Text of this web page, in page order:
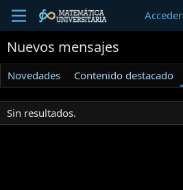
Acceder
Nuevos mensajes
Novedades Contenido destacado
Sin resultados.